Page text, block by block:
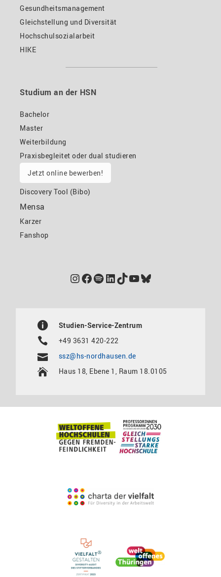
Gesundheitsmanagement
Gleichstellung und Diversität
Hochschulsozialarbeit
HIKE
Studium an der HSN
Bachelor
Master
Weiterbildung
Praxisbegleitet oder dual studieren
Jetzt online bewerben!
Discovery Tool (Bibo)
Mensa
Karzer
Fanshop
Instagram
Facebook
Spotify
LinkedIn
TikTok
YouTube
Bluesky
Studien-Service-Zentrum
+49 3631 420-222
ssz@hs-nordhausen.de
Haus 18, Ebene 1, Raum 18.0105